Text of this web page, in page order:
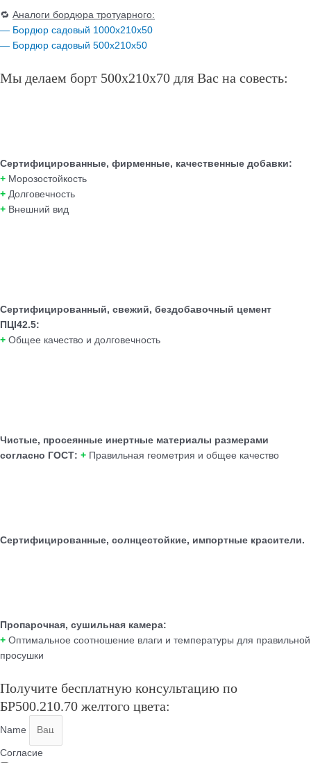
🔁 Аналоги бордюра тротуарного:
— Бордюр садовый 1000х210х50
— Бордюр садовый 500х210х50
Мы делаем борт 500х210х70 для Вас на совесть:
Сертифицированные, фирменные, качественные добавки:
+ Морозостойкость
+ Долговечность
+ Внешний вид
Сертифицированный, свежий, бездобавочный цемент
ПЦI42.5:
+ Общее качество и долговечность
Чистые, просеянные инертные материалы размерами
согласно ГОСТ: + Правильная геометрия и общее качество
Сертифицированные, солнцестойкие, импортные красители.
Пропарочная, сушильная камера:
+ Оптимальное соотношение влаги и температуры для правильной
просушки
Получите бесплатную консультацию по
БР500.210.70 желтого цвета:
Name
Согласие